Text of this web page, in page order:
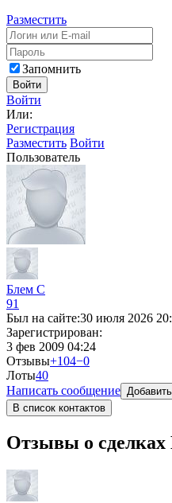
Разместить
Запомнить
Войти
Войти
Или:
Регистрация
Разместить Войти
Пользователь
Блем С
91
Был на сайте:30 июля 2026
Зарегистрирован:
3 фев 2009 04:24
Отзывы+104−0
Лоты40
Написать сообщение
В список контактов
Отзывы о